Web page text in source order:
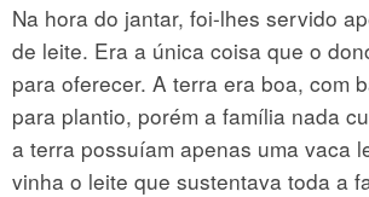
Na hora do jantar, foi-lhes servido
de lei­te. Era a única coisa que o
para oferecer. A terra era boa, com
para plantio, porém a família nada
a terra possuíam apenas uma vaca
vinha o leite que sustentava toda a